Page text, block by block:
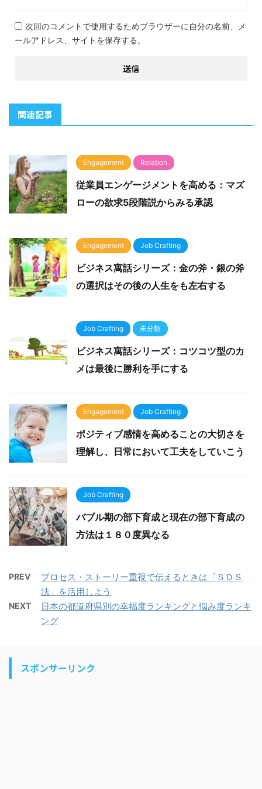
次回のコメントで使用するためブラウザーに自分の名前、メ
ールアドレス、サイトを保存する。
関連記事
Engagement Relation
従業員エンゲージメントを高める：マズ
ローの欲求5段階説からみる承認
Engagement Job Crafting
ビジネス寓話シリーズ：金の斧・銀の斧
の選択はその後の人生をも左右する
Job Crafting 未分類
ビジネス寓話シリーズ：コツコツ型のカ
メは最後に勝利を手にする
Engagement Job Crafting
ポジティブ感情を高めることの大切さを
理解し、日常において工夫をしていこう
Job Crafting
バブル期の部下育成と現在の部下育成の
方法は１８０度異なる
PREV
プロセス・ストーリー重視で伝えるときは「ＳＤＳ
法」を活用しよう
NEXT
日本の都道府県別の幸福度ランキングと悩み度ランキ
ング
スポンサーリンク